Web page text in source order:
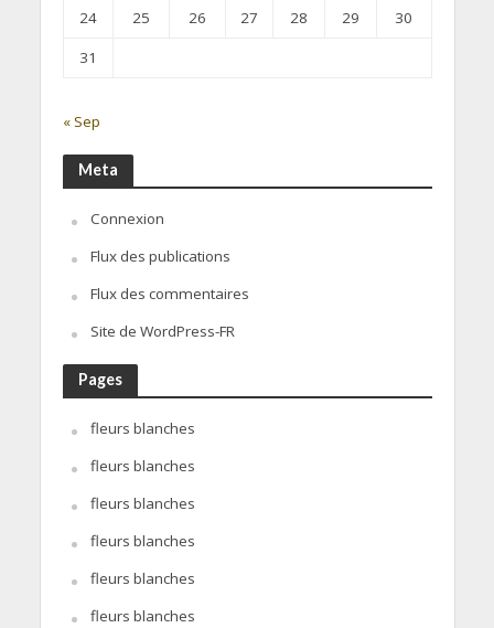
24
25 26 27 28 29
30
31
« Sep
Meta
Connexion
Flux des publications
Flux des commentaires
Site de WordPress-FR
Pages
fleurs blanches
fleurs blanches
fleurs blanches
fleurs blanches
fleurs blanches
fleurs blanches